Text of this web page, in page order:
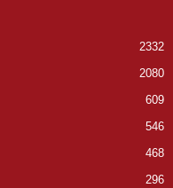
2332
2080
609
546
468
296